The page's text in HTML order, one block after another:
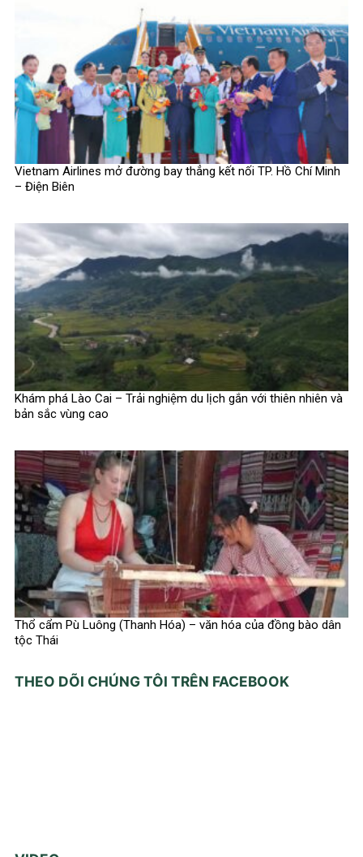
Vietnam Airlines mở đường bay thẳng kết nối TP. Hồ Chí Minh
– Điện Biên
Khám phá Lào Cai – Trải nghiệm du lịch gắn với thiên nhiên và
bản sắc vùng cao
Thổ cẩm Pù Luông (Thanh Hóa) – văn hóa của đồng bào dân
tộc Thái
THEO DÕI CHÚNG TÔI TRÊN FACEBOOK